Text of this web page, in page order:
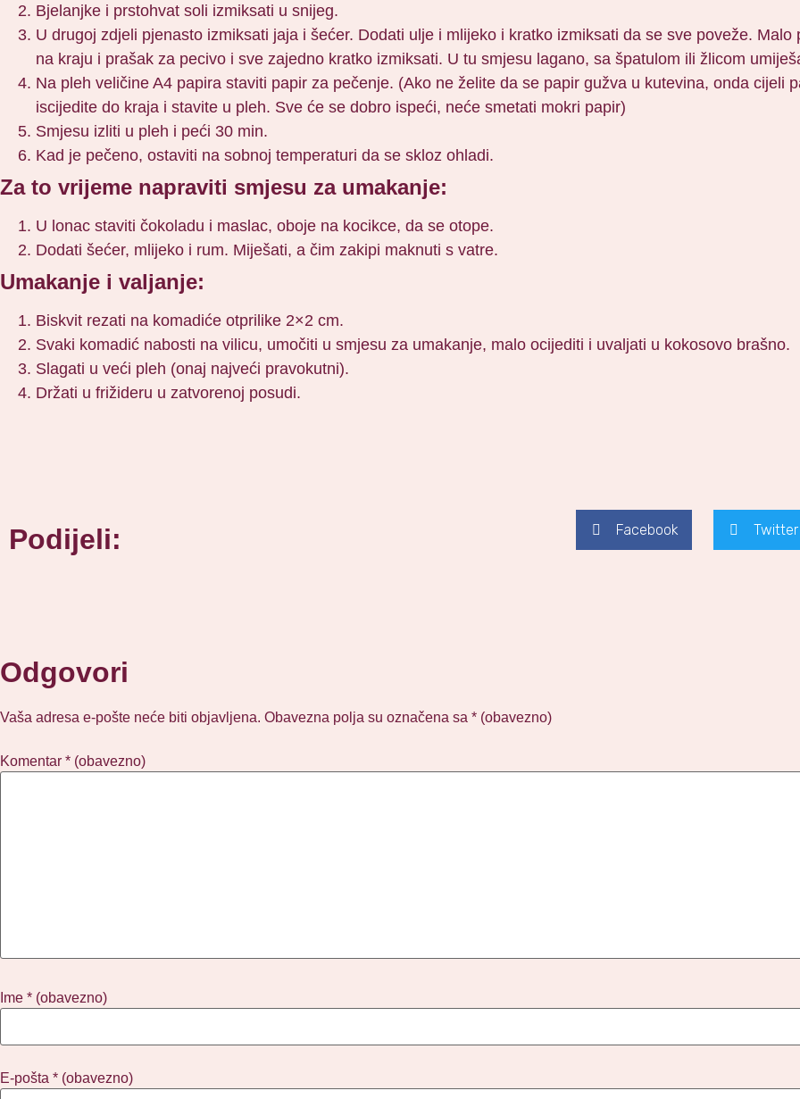
Bjelanjke i prstohvat soli izmiksati u snijeg.
U drugoj zdjeli pjenasto izmiksati jaja i šećer. Dodati ulje i mlijeko i kratko izmiksati da se sve poveže.
na kraju i prašak za pecivo i sve zajedno kratko izmiksati. U tu smjesu lagano, sa špatulom ili žlicom
Na pleh veličine A4 papira staviti papir za pečenje. (Ako ne želite da se papir gužva u kutevina, onda cijeli
iscijedite do kraja i stavite u pleh. Sve će se dobro ispeći, neće smetati mokri papir)
Smjesu izliti u pleh i peći 30 min.
Kad je pečeno, ostaviti na sobnoj temperaturi da se skloz ohladi.
Za to vrijeme napraviti smjesu za umakanje:
U lonac staviti čokoladu i maslac, oboje na kocikce, da se otope.
Dodati šećer, mlijeko i rum. Miješati, a čim zakipi maknuti s vatre.
Umakanje i valjanje:
Biskvit rezati na komadiće otprilike 2×2 cm.
Svaki komadić nabosti na vilicu, umočiti u smjesu za umakanje, malo ocijediti i uvaljati u kokosovo brašno.
Slagati u veći pleh (onaj najveći pravokutni).
Držati u frižideru u zatvorenoj posudi.
Podijeli: Facebook Twitter
Odgovori
Vaša adresa e-pošte neće biti objavljena. Obavezna polja su označena sa * (obavezno)
Komentar * (obavezno)
Ime * (obavezno)
E-pošta * (obavezno)